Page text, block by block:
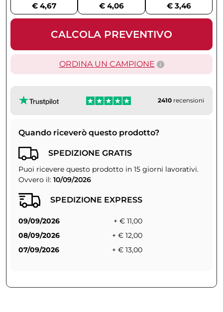
€ 4,67
€ 4,06
€ 3,46
CALCOLA PREVENTIVO
ORDINA UN CAMPIONE
2410 recensioni
Quando riceverò questo prodotto?
SPEDIZIONE GRATIS
Puoi ricevere questo prodotto in 15 giorni lavorativi.
Ovvero il: 10/09/2026
SPEDIZIONE EXPRESS
09/09/2026
+ € 11,00
08/09/2026
+ € 12,00
07/09/2026
+ € 13,00